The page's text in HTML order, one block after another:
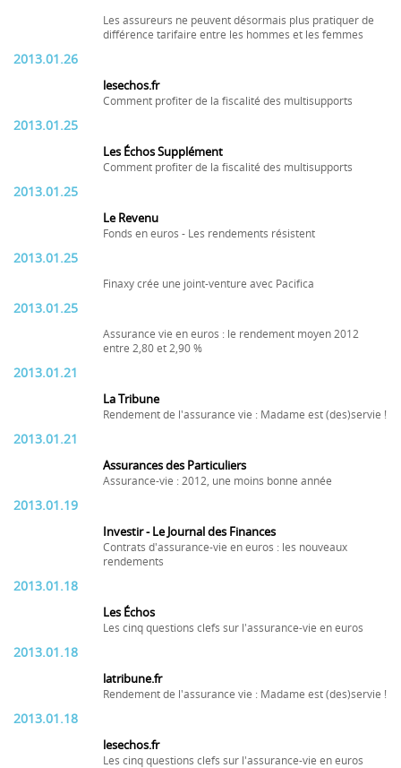
Les assureurs ne peuvent désormais plus pratiquer de
différence tarifaire entre les hommes et les femmes
2013.01.26
lesechos.fr
Comment profiter de la fiscalité des multisupports
2013.01.25
Les Échos Supplément
Comment profiter de la fiscalité des multisupports
2013.01.25
Le Revenu
Fonds en euros - Les rendements résistent
2013.01.25
Finaxy crée une joint-venture avec Pacifica
2013.01.25
Assurance vie en euros : le rendement moyen 2012
entre 2,80 et 2,90 %
2013.01.21
La Tribune
Rendement de l'assurance vie : Madame est (des)servie !
2013.01.21
Assurances des Particuliers
Assurance-vie : 2012, une moins bonne année
2013.01.19
Investir - Le Journal des Finances
Contrats d'assurance-vie en euros : les nouveaux
rendements
2013.01.18
Les Échos
Les cinq questions clefs sur l'assurance-vie en euros
2013.01.18
latribune.fr
Rendement de l'assurance vie : Madame est (des)servie !
2013.01.18
lesechos.fr
Les cinq questions clefs sur l'assurance-vie en euros